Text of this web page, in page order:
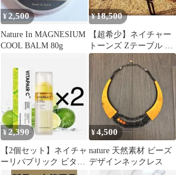
¥2,500
Nature In MAGNESIUM
COOL BALM 80g
¥18,500
【超希少】ネイチャー
トーンズ Zテーブル ア
イアンテーブル グリル
スタンド 焚火
¥2,390
【2個セット】ネイチャ
ーリパブリック ビタペ
アC ブレンディングセ
¥4,500
nature 天然素材 ビーズ
デザインネックレス